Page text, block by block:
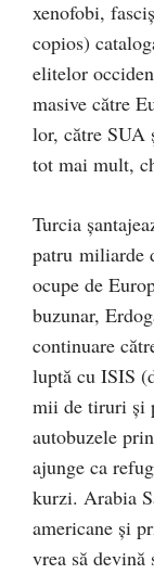
xenofobi,
copios)
elitelor
masive către
lor, către SUA
tot mai mult,
Turcia
patru miliarde
ocupe de
buzunar,
continuare
luptă cu ISIS
mii de tiruri şi
autobuzele
ajunge ca
kurzi. Arabia
americane şi
vrea să